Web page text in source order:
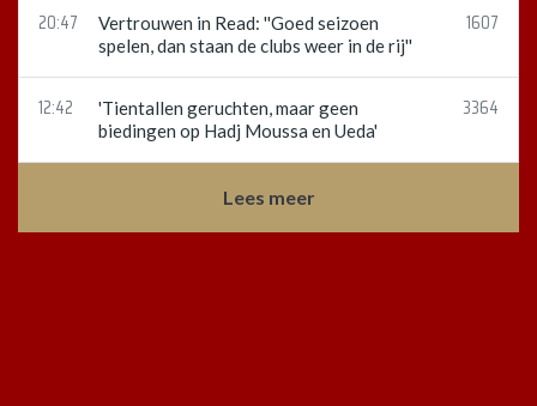
20:47
Vertrouwen in Read: ''Goed seizoen
spelen, dan staan de clubs weer in de rij''
1607
12:42
'Tientallen geruchten, maar geen
biedingen op Hadj Moussa en Ueda'
3364
Lees meer